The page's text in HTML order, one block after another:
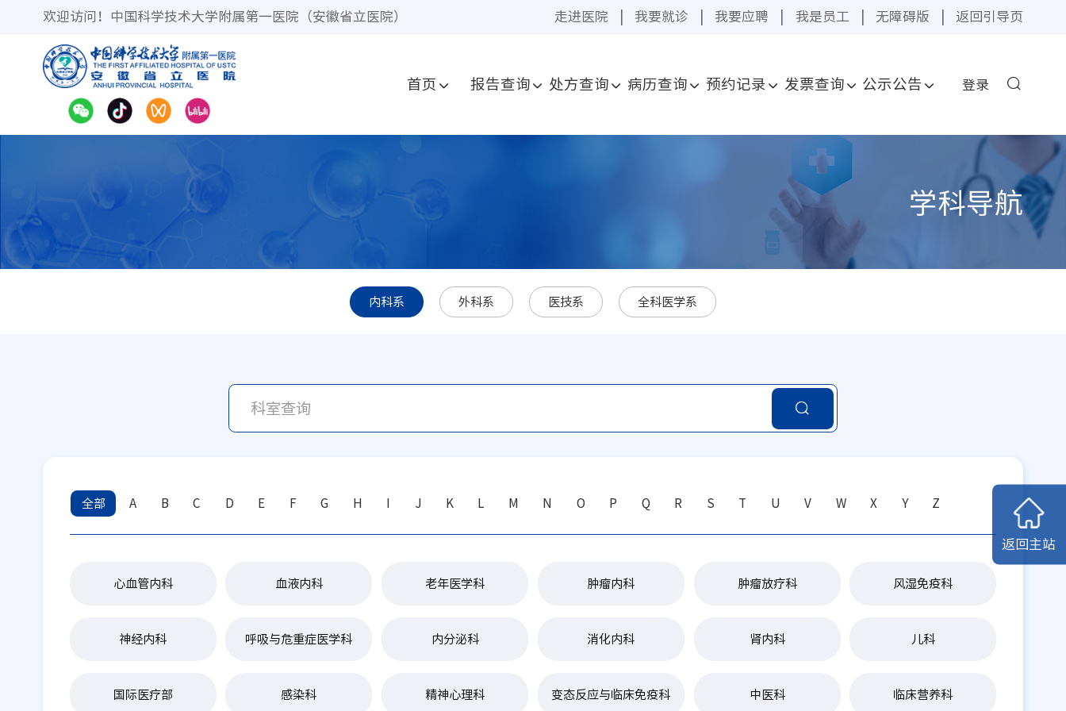
欢迎访问！中国科学技术大学附属第一医院（安徽省立医院） 走进医院 我要就诊 我要应聘 我是员工 无障碍版 返回引导页
登录
首页 报告查询 处方查询 病历查询 预约记录 发票查询 公示公告
学科导航
内科系 外科系 医技系 全科医学系
全部 A B C D E F G H J K L M N O P Q R S T U V W X Y Z
心血管内科 血液内科 老年医学科 肿瘤内科 肿瘤放疗科 风湿免疫科
神经内科 呼吸与危重症医学科 内分泌科 消化内科 肾内科 儿科
国际医疗部 感染科 精神心理科 变态反应与临床免疫科 中医科 临床营养科
返回主站